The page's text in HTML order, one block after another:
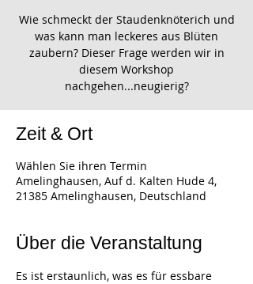
Wie schmeckt der Staudenknöterich und
was kann man leckeres aus Blüten
zaubern? Dieser Frage werden wir in
diesem Workshop
nachgehen...neugierig?
Zeit & Ort
Wählen Sie ihren Termin
Amelinghausen, Auf d. Kalten Hude 4,
21385 Amelinghausen, Deutschland
Über die Veranstaltung
Es ist erstaunlich, was es für essbare